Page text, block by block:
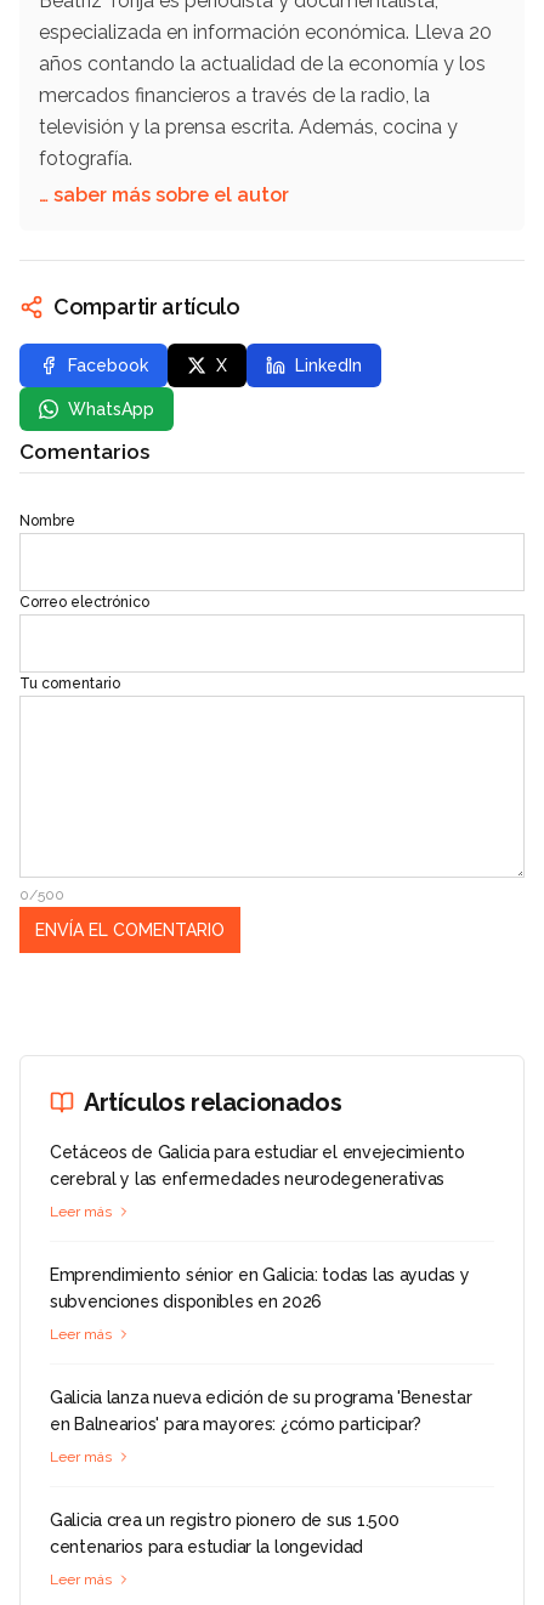
especializada en información económica. Lleva 20
años contando la actualidad de la economía y los
mercados financieros a través de la radio, la
televisión y la prensa escrita. Además, cocina y
fotografía.
… saber más sobre el autor
Compartir artículo
Facebook X LinkedIn
WhatsApp
Comentarios
Nombre
Correo electrónico
Tu comentario
0/500
Artículos relacionados
Cetáceos de Galicia para estudiar el envejecimiento
cerebral y las enfermedades neurodegenerativas
Leer más
Emprendimiento sénior en Galicia: todas las ayudas y
subvenciones disponibles en 2026
Leer más
Galicia lanza nueva edición de su programa 'Benestar
en Balnearios' para mayores: ¿cómo participar?
Leer más
Galicia crea un registro pionero de sus 1.500
centenarios para estudiar la longevidad
Leer más